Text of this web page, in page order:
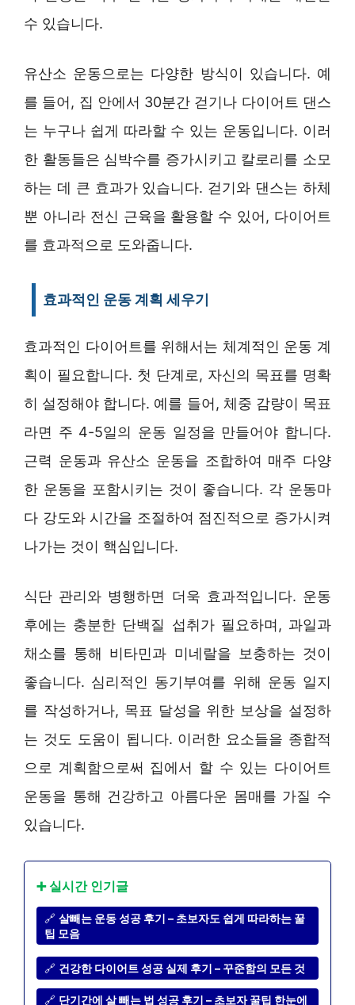
수 있습니다.
유산소 운동으로는 다양한 방식이 있습니다. 예
를 들어, 집 안에서 30분간 걷기나 다이어트 댄스
는 누구나 쉽게 따라할 수 있는 운동입니다. 이러
한 활동들은 심박수를 증가시키고 칼로리를 소모
하는 데 큰 효과가 있습니다. 걷기와 댄스는 하체
뿐 아니라 전신 근육을 활용할 수 있어, 다이어트
를 효과적으로 도와줍니다.
효과적인 운동 계획 세우기
효과적인 다이어트를 위해서는 체계적인 운동 계
획이 필요합니다. 첫 단계로, 자신의 목표를 명확
히 설정해야 합니다. 예를 들어, 체중 감량이 목표
라면 주 4-5일의 운동 일정을 만들어야 합니다.
근력 운동과 유산소 운동을 조합하여 매주 다양
한 운동을 포함시키는 것이 좋습니다. 각 운동마
다 강도와 시간을 조절하여 점진적으로 증가시켜
나가는 것이 핵심입니다.
식단 관리와 병행하면 더욱 효과적입니다. 운동
후에는 충분한 단백질 섭취가 필요하며, 과일과
채소를 통해 비타민과 미네랄을 보충하는 것이
좋습니다. 심리적인 동기부여를 위해 운동 일지
를 작성하거나, 목표 달성을 위한 보상을 설정하
는 것도 도움이 됩니다. 이러한 요소들을 종합적
으로 계획함으로써 집에서 할 수 있는 다이어트
운동을 통해 건강하고 아름다운 몸매를 가질 수
있습니다.
➕ 실시간 인기글
🔗 살빼는 운동 성공 후기 – 초보자도 쉽게 따라하는 꿀
팁 모음
🔗 건강한 다이어트 성공 실제 후기 – 꾸준함의 모든 것
🔗 단기간에 살 빼는 법 성공 후기 – 초보자 꿀팁 한눈에